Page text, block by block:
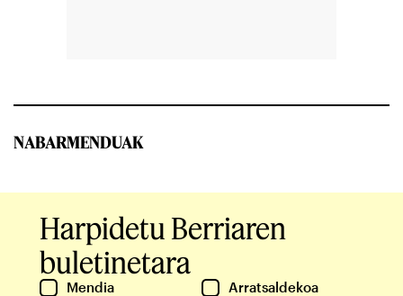
NABARMENDUAK
Harpidetu Berriaren
buletinetara
Mendia
Arratsaldekoa